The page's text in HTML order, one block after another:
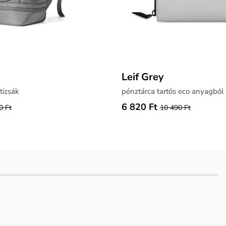
Ft
Leif Grey
pénztárca tartós eco anyagból
6 820 Ft 10 490 Ft